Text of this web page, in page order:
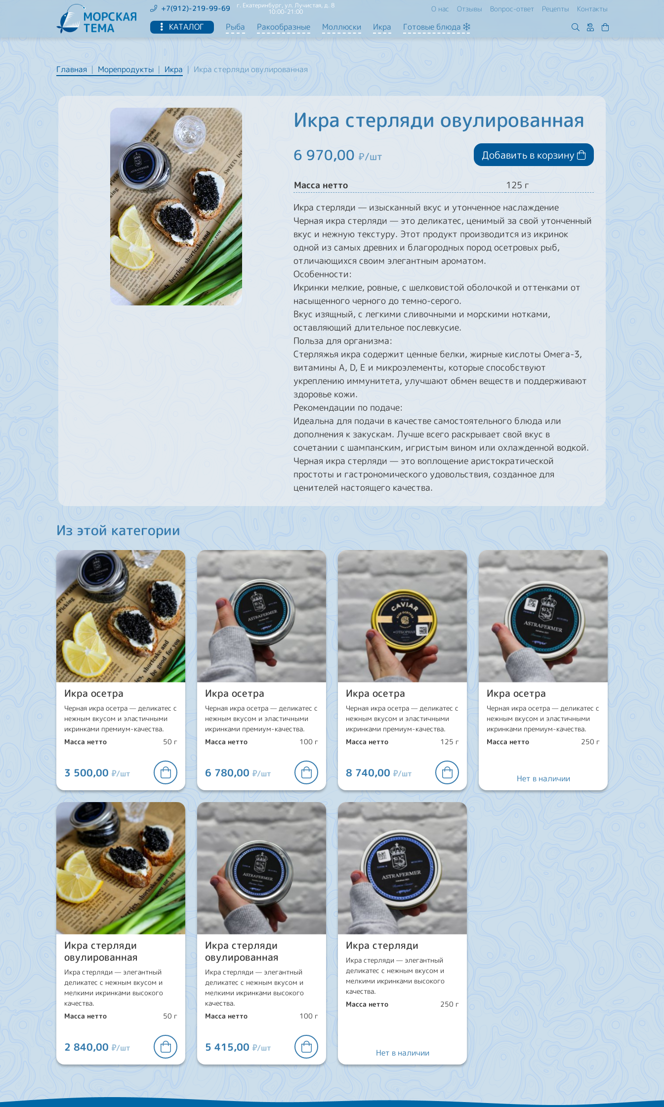
+7(912)-219-99-69 г. Екатеринбург, ул. Лучистая, д. 8
10:00-21:00 О нас Отзывы Вопрос-ответ Рецепты Контакты
КАТАЛОГ Рыба Ракообразные Моллюски Икра Готовые блюда
Главная Морепродукты Икра Икра стерляди овулированная
Икра стерляди овулированная
6 970,00 ₽/шт Добавить в корзину
Масса нетто
125 г
Икра стерляди — изысканный вкус и утонченное наслаждение
Черная икра стерляди — это деликатес, ценимый за свой утонченный
вкус и нежную текстуру. Этот продукт производится из икринок
одной из самых древних и благородных пород осетровых рыб,
отличающихся своим элегантным ароматом.
Особенности:
Икринки мелкие, ровные, с шелковистой оболочкой и оттенками от
насыщенного черного до темно-серого.
Вкус изящный, с легкими сливочными и морскими нотками,
оставляющий длительное послевкусие.
Польза для организма:
Стерляжья икра содержит ценные белки, жирные кислоты Омега-3,
витамины A, D, E и микроэлементы, которые способствуют
укреплению иммунитета, улучшают обмен веществ и поддерживают
здоровье кожи.
Рекомендации по подаче:
Идеальна для подачи в качестве самостоятельного блюда или
дополнения к закускам. Лучше всего раскрывает свой вкус в
сочетании с шампанским, игристым вином или охлажденной водкой.
Черная икра стерляди — это воплощение аристократической
простоты и гастрономического удовольствия, созданное для
ценителей настоящего качества.
Из этой категории
Икра осетра
Черная икра осетра — деликатес с
нежным вкусом и эластичными
икринками премиум-качества.
Масса нетто
50 г
3 500,00 ₽/шт
Икра осетра
Черная икра осетра — деликатес с
нежным вкусом и эластичными
икринками премиум-качества.
Масса нетто
100 г
6 780,00 ₽/шт
Икра осетра
Черная икра осетра — деликатес с
нежным вкусом и эластичными
икринками премиум-качества.
Масса нетто
125 г
8 740,00 ₽/шт
Икра осетра
Черная икра осетра — деликатес с
нежным вкусом и эластичными
икринками премиум-качества.
Масса нетто
250 г
Нет в наличии
Икра стерляди
овулированная
Икра стерляди — элегантный
деликатес с нежным вкусом и
мелкими икринками высокого
качества.
Масса нетто
50 г
2 840,00 ₽/шт
Икра стерляди
овулированная
Икра стерляди — элегантный
деликатес с нежным вкусом и
мелкими икринками высокого
качества.
Масса нетто
100 г
5 415,00 ₽/шт
Икра стерляди
Икра стерляди — элегантный
деликатес с нежным вкусом и
мелкими икринками высокого
качества.
Масса нетто
250 г
Нет в наличии